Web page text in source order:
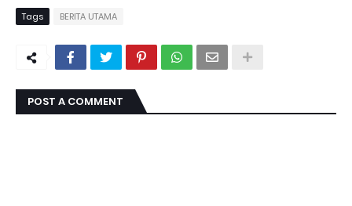
Tags BERITA UTAMA
POST A COMMENT